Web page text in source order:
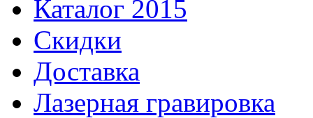
Каталог 2015
Скидки
Доставка
Лазерная гравировка